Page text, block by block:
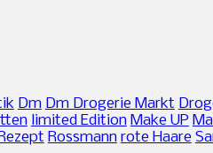
Dm Dm Drogerie Markt
limited Edition Make UP
Rossmann rote Haare